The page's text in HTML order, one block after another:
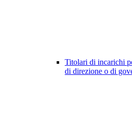
Titolari di incarichi
di direzione o di